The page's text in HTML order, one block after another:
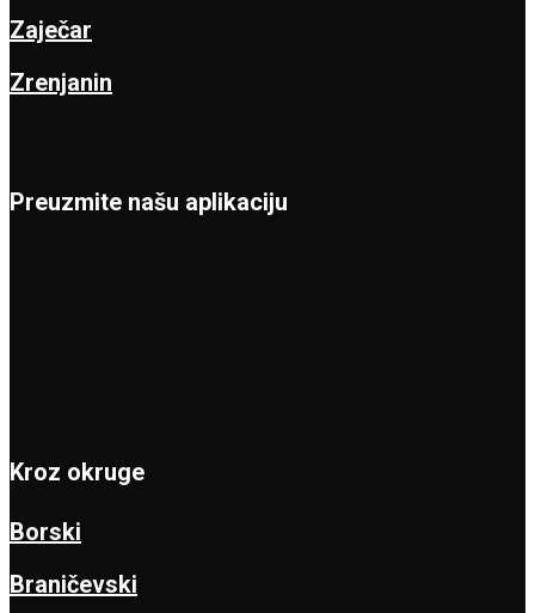
Zaječar
Zrenjanin
Preuzmite našu aplikaciju
Kroz okruge
Borski
Braničevski